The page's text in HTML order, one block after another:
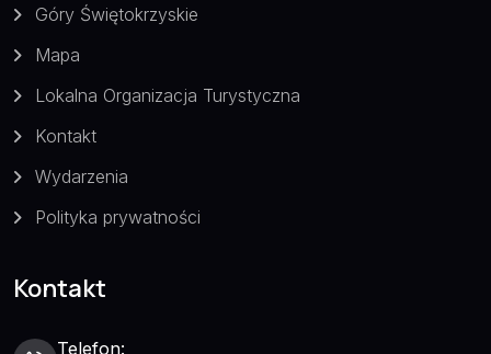
Góry Świętokrzyskie
Mapa
Lokalna Organizacja Turystyczna
Kontakt
Wydarzenia
Polityka prywatności
Kontakt
Telefon: